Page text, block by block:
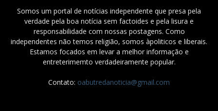
Somos um portal de notícias independente que presa pela
verdade pela boa notícia sem factoides e pela lisura e
responsabilidade com nossas postagens. Como
independentes não temos religião, somos àpoliticos e liberais.
Estamos focados em levar a melhor informação e
entreterimemto verdadeiramente popular.
Contato: oabutredanoticia@gmail.com